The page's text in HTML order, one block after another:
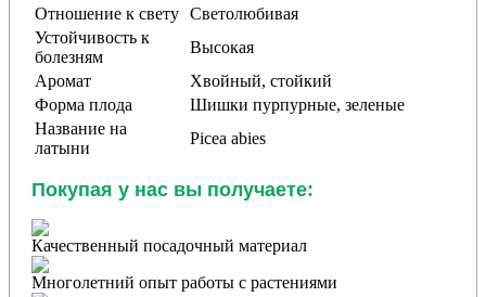
Отношение к свету Светолюбивая
Устойчивость к
болезням
Высокая
Аромат
Хвойный, стойкий
Форма плода
Шишки пурпурные, зеленые
Название на
латыни
Picea abies
Покупая у нас вы получаете:
Качественный посадочный материал
Многолетний опыт работы с растениями